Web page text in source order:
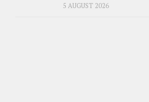
5 AUGUST 2026